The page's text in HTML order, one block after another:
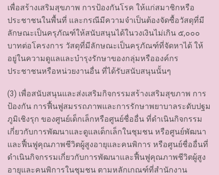
เพื่อสร้างเสริมสุขภาพ การป้องกันโรค ให้แก่สมาชิกหรือ
ประชาชนในพื้นที่ และกรณีมีความจำเป็นต้องจัดซื้อวัสดุที่มี
ลักษณะเป็นครุภัณฑ์ให้สนับสนุนได้ในวงเงินไม่เกิน ๕,๐๐๐
บาทต่อโครงการ วัสดุที่มีลักษณะเป็นครุภัณฑ์ที่จัดหาได้ ให้
อยู่ในความดูแลและบำรุงรักษาของกลุ่มหรือองค์กร
ประชาชนหรือหน่วยงานอื่น ที่ได้รับสนับสนุนนั้นๆ
(3) เพื่อสนับสนุนและส่งเสริมกิจกรรมสร้างเสริมสุขภาพ การ
ป้องกัน การฟื้นฟูสมรรถภาพและการรักษาพยาบาลระดับปฐม
ภูมิเชิงรุก ของศูนย์เด็กเล็กหรือศูนย์ชื่ออื่น ที่ดำเนินกิจกรรม
เกี่ยวกับการพัฒนาและดูแลเด็กเล็กในชุมชน หรือศูนย์พัฒนา
และฟื้นฟูคุณภาพชีวิตผู้สูงอายุและคนพิการ หรือศูนย์ชื่ออื่นที่
ดำเนินกิจกรรมเกี่ยวกับการพัฒนาและฟื้นฟูคุณภาพชีวิตผู้สูง
อายุและคนพิการในชุมชน ตามหลักเกณฑ์ที่สำนักงาน